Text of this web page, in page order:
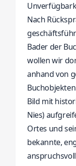
Nach
Bader der
wollen wir
anhand von
Bild mit
Nies)
Ortes und
bekannte,